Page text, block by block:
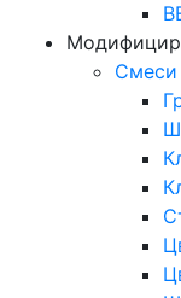
Смеси